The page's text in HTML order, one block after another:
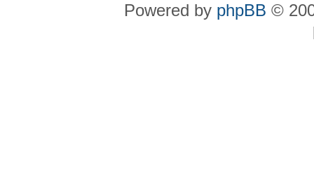
Powered by phpBB ©